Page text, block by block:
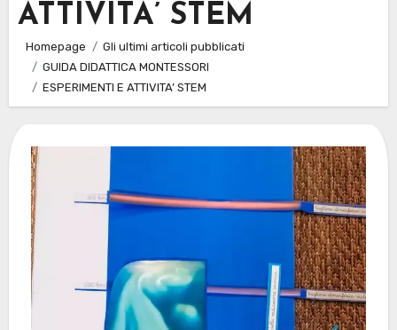
ATTIVITA’ STEM
Homepage
Gli ultimi articoli pubblicati
GUIDA DIDATTICA MONTESSORI
ESPERIMENTI E ATTIVITA’ STEM